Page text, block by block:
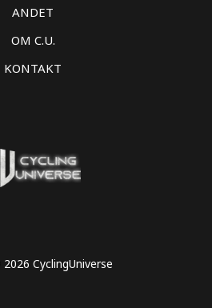
ANDET
OM C.U.
KONTAKT
CyclingUniverse